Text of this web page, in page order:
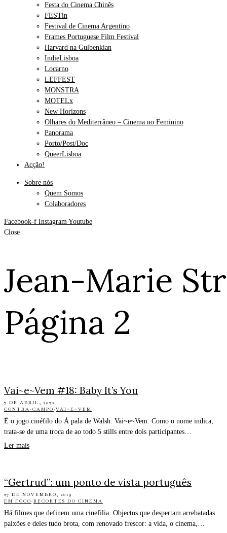
Festa do Cinema Chinês
FESTin
Festival de Cinema Argentino
Frames Portuguese Film Festival
Harvard na Gulbenkian
IndieLisboa
Locarno
LEFFEST
MONSTRA
MOTELx
New Horizons
Olhares do Mediterrâneo – Cinema no Feminino
Panorama
Porto/Post/Doc
QueerLisboa
Acção!
Sobre nós
Quem Somos
Colaboradores
Facebook-f Instagram Youtube
Close
Jean-Marie
Página 2
Vai~e~Vem #18: Baby It’s You
7 DE ABRIL, 2020
CONTRA-CAMPO·VAI~E~VEM
É o jogo cinéfilo do À pala de Walsh: Vai~e~Vem. Como o nome indica,
trata-se de uma troca de ao todo 5 stills entre dois participantes…
Ler mais
“Gertrud”: um ponto de vista português
27 DE NOVEMBRO, 2019
EM FOCO·RECORTES DO CINEMA
Há filmes que definem uma cinefilia. Objectos que despertam arrebatadas
paixões e deles tudo brota, com renovado frescor: a vida, o cinema,…